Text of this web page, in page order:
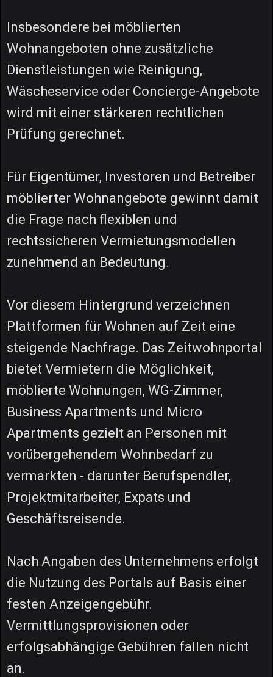
Insbesondere bei möblierten
Wohnangeboten ohne zusätzliche
Dienstleistungen wie Reinigung,
Wäscheservice oder Concierge-Angebote
wird mit einer stärkeren rechtlichen
Prüfung gerechnet.
Für Eigentümer, Investoren und Betreiber
möblierter Wohnangebote gewinnt damit
die Frage nach flexiblen und
rechtssicheren Vermietungsmodellen
zunehmend an Bedeutung.
Vor diesem Hintergrund verzeichnen
Plattformen für Wohnen auf Zeit eine
steigende Nachfrage. Das Zeitwohnportal
bietet Vermietern die Möglichkeit,
möblierte Wohnungen, WG-Zimmer,
Business Apartments und Micro
Apartments gezielt an Personen mit
vorübergehendem Wohnbedarf zu
vermarkten - darunter Berufspendler,
Projektmitarbeiter, Expats und
Geschäftsreisende.
Nach Angaben des Unternehmens erfolgt
die Nutzung des Portals auf Basis einer
festen Anzeigengebühr.
Vermittlungsprovisionen oder
erfolgsabhängige Gebühren fallen nicht
an.